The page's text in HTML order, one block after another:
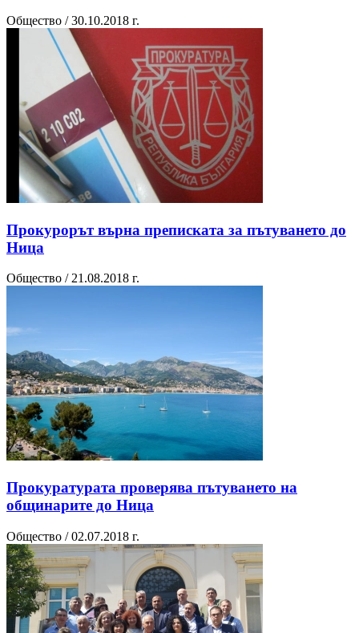
Общество / 30.10.2018 г.
Прокурорът върна преписката за пътуването до
Ница
Общество / 21.08.2018 г.
Прокуратурата проверява пътуването на
общинарите до Ница
Общество / 02.07.2018 г.